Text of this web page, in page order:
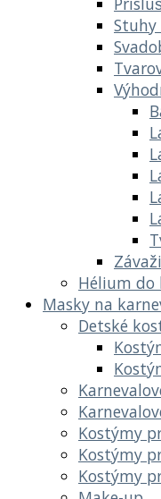
Hélium do
Masky na
Detské
Kostýmy
Kostýmy
Kostýmy